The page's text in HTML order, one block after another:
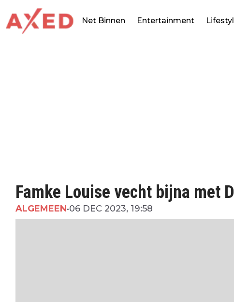
Net Binnen Entertainment
Famke Louise vecht bijna met
ALGEMEEN•06 DEC 2023, 19:58